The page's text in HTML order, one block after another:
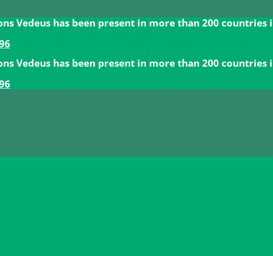
has been present in more than 200 countries in the
has been present in more than 200 countries in the